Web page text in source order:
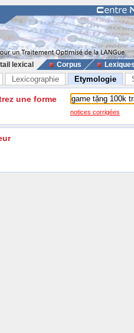
lexical Corpus
Lexicographie Etymologie
une forme
notices corrigées